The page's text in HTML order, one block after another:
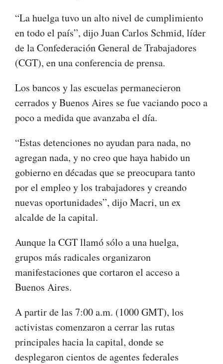
“La huelga tuvo un alto nivel de cumplimiento
en todo el país”, dijo Juan Carlos Schmid, líder
de la Confederación General de Trabajadores
(CGT), en una conferencia de prensa.
Los bancos y las escuelas permanecieron
cerrados y Buenos Aires se fue vaciando poco a
poco a medida que avanzaba el día.
“Estas detenciones no ayudan para nada, no
agregan nada, y no creo que haya habido un
gobierno en décadas que se preocupara tanto
por el empleo y los trabajadores y creando
nuevas oportunidades”, dijo Macri, un ex
alcalde de la capital.
Aunque la CGT llamó sólo a una huelga,
grupos más radicales organizaron
manifestaciones que cortaron el acceso a
Buenos Aires.
A partir de las 7:00 a.m. (1000 GMT), los
activistas comenzaron a cerrar las rutas
principales hacia la capital, donde se
desplegaron cientos de agentes federales